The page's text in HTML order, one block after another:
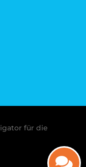
für die